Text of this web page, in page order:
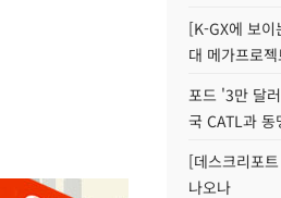
[K-GX에 보
대 메가프로
포드 '3만 달
국 CATL과 동
[데스크리포
나오나